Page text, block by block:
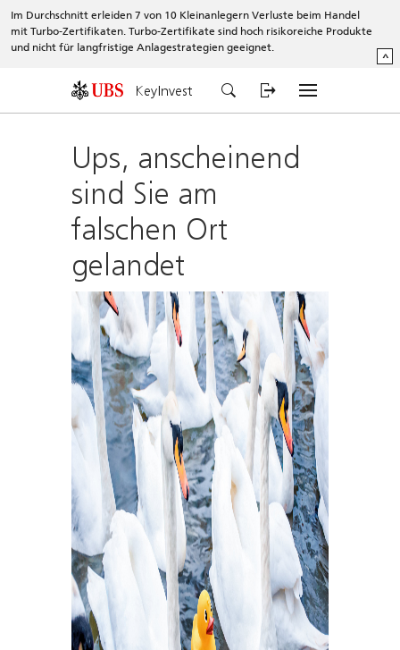
Im Durchschnitt erleiden 7 von 10 Kleinanlegern Verluste beim Handel
mit Turbo-Zertifikaten. Turbo-Zertifikate sind hoch risikoreiche Produkte
und nicht für langfristige Anlagestrategien geeignet.
^
KeyInvest
Ups, anscheinend
sind Sie am
falschen Ort
gelandet